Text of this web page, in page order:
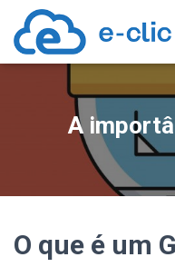
A
O que é um